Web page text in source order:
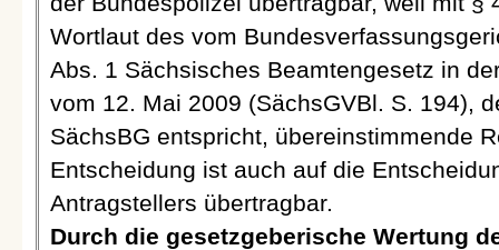
Wortlaut des vom
Abs. 1 Sächsisches Beamtengesetz in
vom 12. Mai 2009 (SächsGVBl. S. 194),
SächsBG entspricht, übereinstimmende
Entscheidung ist auch auf die
Antragstellers übertragbar.
Durch die gesetzgeberische Wertung